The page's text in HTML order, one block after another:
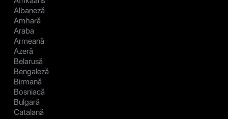
Albaneză
Amhară
Araba
Armeană
Azeră
Belarusă
Bengaleză
Birmană
Bosniacă
Bulgară
Catalană